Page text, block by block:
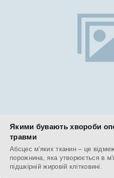
Якими бувають хвороби
травми
Абсцес м'яких тканин – це
порожнина, яка утворюється в
підшкірній жировій клітковині.